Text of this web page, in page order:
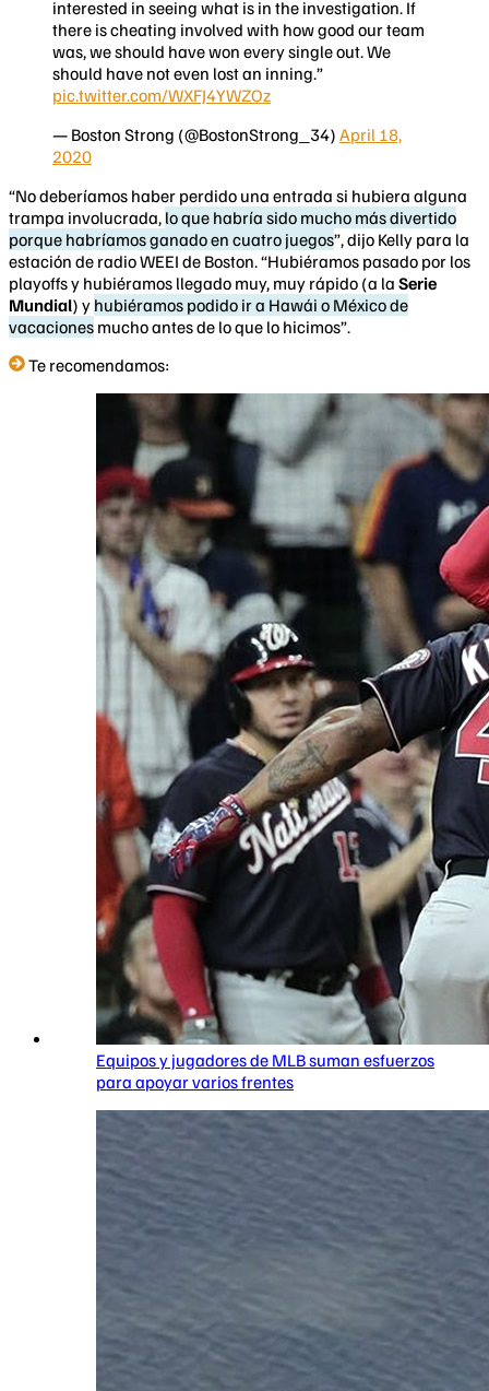
interested in seeing what is in the investigation. If
there is cheating involved with how good our team
was, we should have won every single out. We
should have not even lost an inning.”
pic.twitter.com/WXFJ4YWZOz
— Boston Strong (@BostonStrong_34) April 18,
2020
“No deberíamos haber perdido una entrada si hubiera alguna
trampa involucrada, lo que habría sido mucho más divertido
porque habríamos ganado en cuatro juegos”, dijo Kelly para la
estación de radio WEEI de Boston. “Hubiéramos pasado por los
playoffs y hubiéramos llegado muy, muy rápido (a la Serie
Mundial) y hubiéramos podido ir a Hawái o México de
vacaciones mucho antes de lo que lo hicimos”.
Te recomendamos:
Equipos y jugadores de MLB suman esfuerzos
para apoyar varios frentes